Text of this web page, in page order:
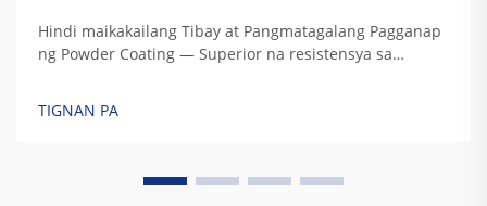
Hindi maikakailang Tibay at Pangmatagalang Pagganap
ng Powder Coating — Superior na resistensya sa
katangian ng powder coating ay galing sa espesyal na
TIGNAN PA